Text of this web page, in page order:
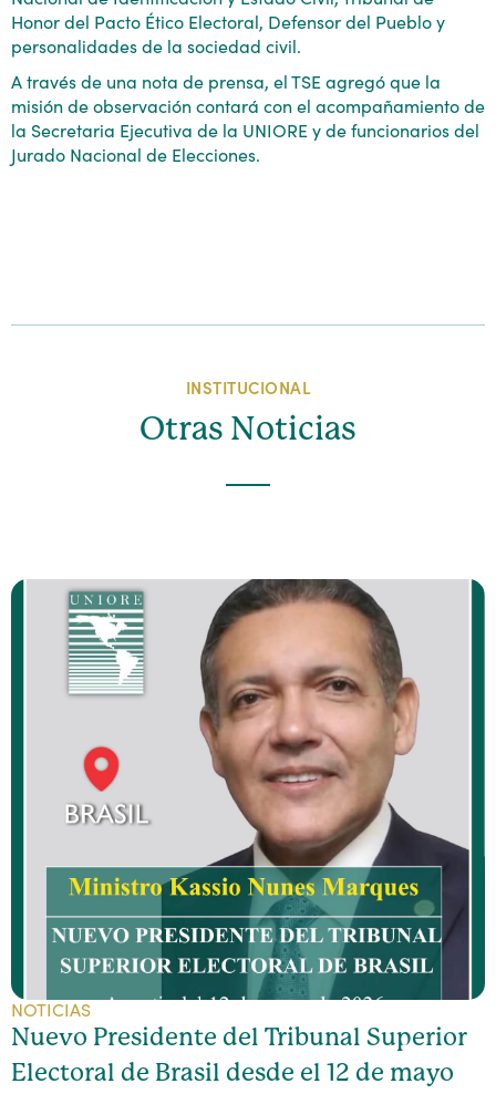
Honor del Pacto Ético Electoral, Defensor del Pueblo y
personalidades de la sociedad civil.
A través de una nota de prensa, el TSE agregó que la
misión de observación contará con el acompañamiento de
la Secretaria Ejecutiva de la UNIORE y de funcionarios del
Jurado Nacional de Elecciones.
INSTITUCIONAL
Otras Noticias
NOTICIAS
Nuevo Presidente del Tribunal Superior
Electoral de Brasil desde el 12 de mayo